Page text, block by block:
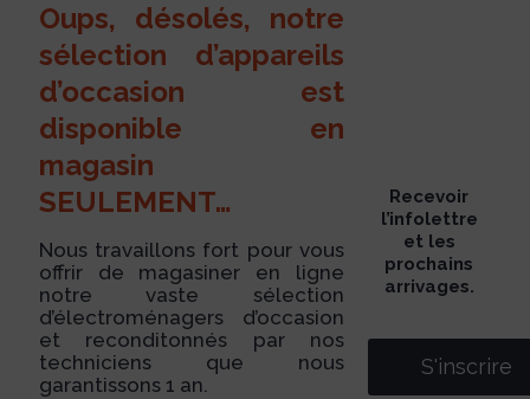
Oups, désolés, notre
sélection d’appareils
d’occasion est
disponible en
magasin
SEULEMENT…
Nous travaillons fort pour vous
offrir de magasiner en ligne
notre vaste sélection
d’électroménagers d’occasion
et reconditonnés par nos
techniciens que nous
garantissons 1 an.
Recevoir
l’infolettre
et les
prochains
arrivages.
S'inscrire